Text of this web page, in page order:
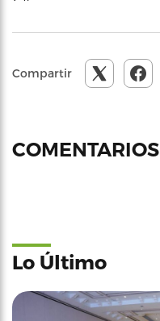
Compartir
COMENTARIOS
Lo Último